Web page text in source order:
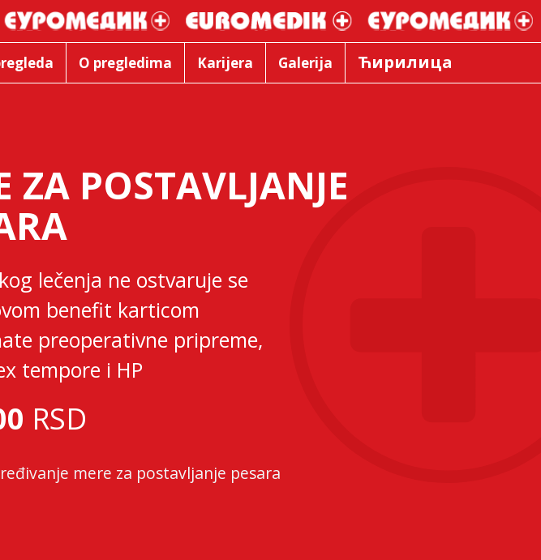
O pregledima Karijera Galerija Ћирилица
POSTAVLJANJE
lečenja ne ostvaruje se
benefit karticom
preoperativne pripreme,
tempore i HP
RSD
mere za postavljanje pesara